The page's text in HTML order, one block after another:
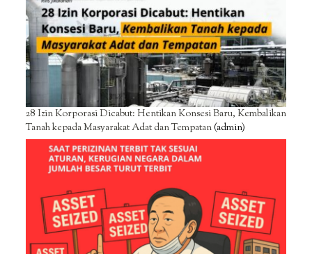
28 Izin Korporasi Dicabut: Hentikan Konsesi Baru, Kembalikan
Tanah kepada Masyarakat Adat dan Tempatan(admin)